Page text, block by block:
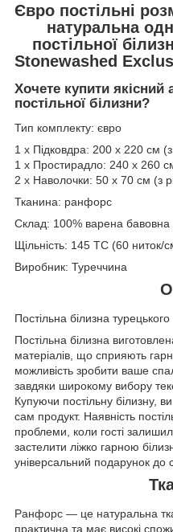
Євро постільні
натуральна
постільної
Stonewashed
Хочете купити якісний
постільної білизни?
Тип комплекту: євро
1 х Підковдра: 200 х 220 см
1 х Простирадло: 240 х 260
2 х Наволочки: 50 х 70 см (з
Тканина: ранфорс
Склад: 100% варена бавовна
Щільність: 145 TC (60 ниток/
Виробник: Туреччина
Постільна білизна
Постільна білизна
матеріалів, що сприяють
можливість зробити ваше
завдяки широкому вибору
Купуючи постільну білизну,
сам продукт. Наявність
проблеми, коли гості
застелити ліжко гарною
універсальний подарунок до
Ранфорс — це натуральна
практична та має високі